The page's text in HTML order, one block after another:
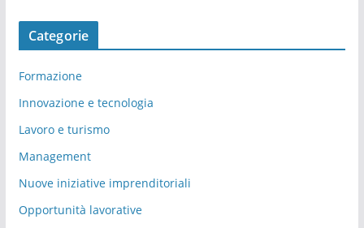
Categorie
Formazione
Innovazione e tecnologia
Lavoro e turismo
Management
Nuove iniziative imprenditoriali
Opportunità lavorative